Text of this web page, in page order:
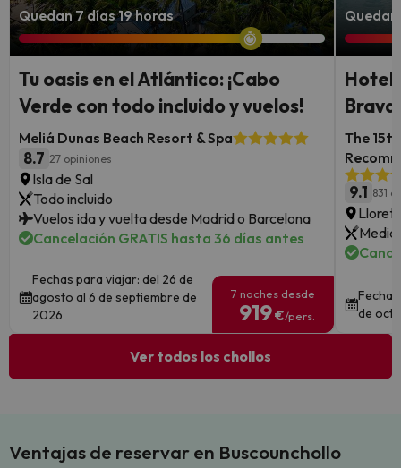
Quedan 7 días 19 horas
Tu oasis en el Atlántico: ¡Cabo
Verde con todo incluido y vuelos!
Meliá Dunas Beach Resort & Spa
8.7 27 opiniones
Isla de Sal
Todo incluido
Vuelos ida y vuelta desde Madrid o Barcelona
Cancelación GRATIS hasta 36 días antes
Fechas para viajar: del 26 de
agosto al 6 de septiembre de
2026
7 noches desde
919€/pers.
Hotel
The
9.1 831
Lloret
Media
de
Ver todos los chollos
Ventajas de reservar en Buscounchollo